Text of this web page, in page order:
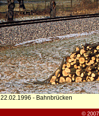
22.02.1996 - Bahnbrücken
©